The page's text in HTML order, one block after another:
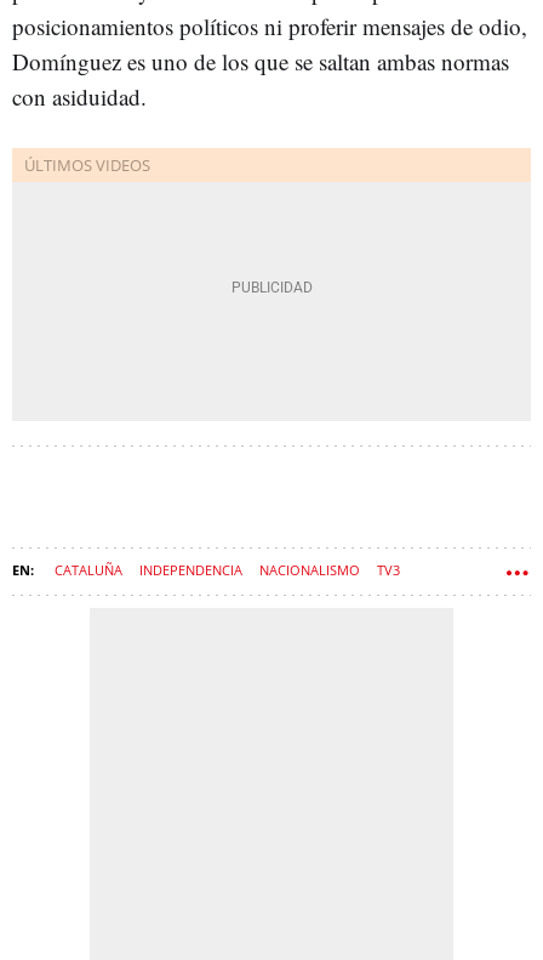
posicionamientos políticos ni proferir mensajes de odio,
Domínguez es uno de los que se saltan ambas normas
con asiduidad.
CATALUÑA INDEPENDENCIA NACIONALISMO TV3